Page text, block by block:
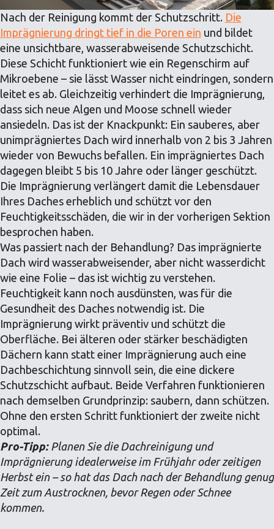
Nach der Reinigung kommt der Schutzschritt. Die
Imprägnierung dringt tief in die Poren ein und bildet
eine unsichtbare, wasserabweisende Schutzschicht.
Diese Schicht funktioniert wie ein Regenschirm auf
Mikroebene – sie lässt Wasser nicht eindringen, sondern
leitet es ab. Gleichzeitig verhindert die Imprägnierung,
dass sich neue Algen und Moose schnell wieder
ansiedeln. Das ist der Knackpunkt: Ein sauberes, aber
unimprägniertes Dach wird innerhalb von 2 bis 3 Jahren
wieder von Bewuchs befallen. Ein imprägniertes Dach
dagegen bleibt 5 bis 10 Jahre oder länger geschützt.
Die Imprägnierung verlängert damit die Lebensdauer
Ihres Daches erheblich und schützt vor den
Feuchtigkeitsschäden, die wir in der vorherigen Sektion
besprochen haben.
Was passiert nach der Behandlung? Das imprägnierte
Dach wird wasserabweisender, aber nicht wasserdicht
wie eine Folie – das ist wichtig zu verstehen.
Feuchtigkeit kann noch ausdünsten, was für die
Gesundheit des Daches notwendig ist. Die
Imprägnierung wirkt präventiv und schützt die
Oberfläche. Bei älteren oder stärker beschädigten
Dächern kann statt einer Imprägnierung auch eine
Dachbeschichtung sinnvoll sein, die eine dickere
Schutzschicht aufbaut. Beide Verfahren funktionieren
nach demselben Grundprinzip: saubern, dann schützen.
Ohne den ersten Schritt funktioniert der zweite nicht
optimal.
Pro-Tipp: Planen Sie die Dachreinigung und
Imprägnierung idealerweise im Frühjahr oder zeitigen
Herbst ein – so hat das Dach nach der Behandlung genug
Zeit zum Austrocknen, bevor Regen oder Schnee
kommen.